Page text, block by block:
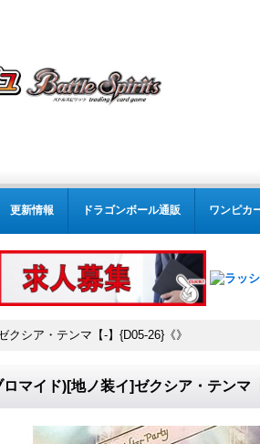
更新情報 ドラゴンボール通販 ワンピカ
シア・テンマ【-】{D05-26}《》
ロマイド)[地ノ装イ]ゼクシア・テンマ